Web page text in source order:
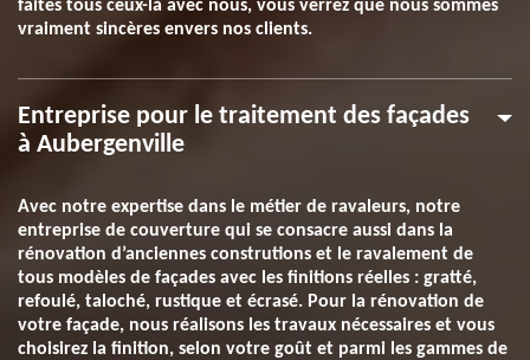
faites tous ceux-là avec nous, vous verrez que nous sommes
vraiment sincères envers nos clients.
Entreprise pour le traitement des façades
à Aubergenville
Avec notre expertise dans le métier de ravaleurs, notre
entreprise de couverture qui se consacre aussi dans la
rénovation d’anciennes construtions et le ravalement de
tous modèles de façades avec les finitions réelles : gratté,
refoulé, taloché, rustique et écrasé. Pour la rénovation de
votre façade, nous réalisons les travaux nécessaires et vous
choisirez la finition, selon votre goût et parmi les gammes de